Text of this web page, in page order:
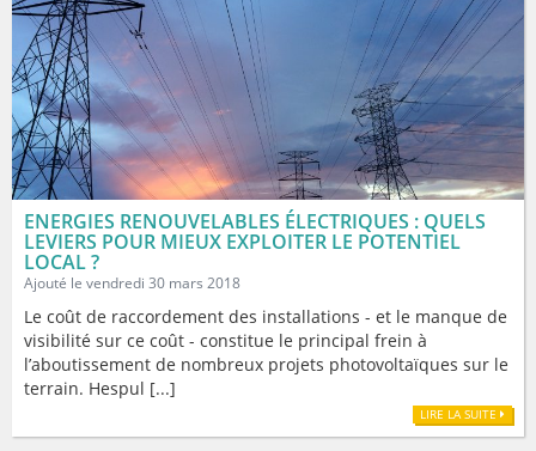
ENERGIES RENOUVELABLES ÉLECTRIQUES : QUELS
LEVIERS POUR MIEUX EXPLOITER LE POTENTIEL
LOCAL ?
Ajouté le vendredi 30 mars 2018
Le coût de raccordement des installations - et le manque de
visibilité sur ce coût - constitue le principal frein à
l’aboutissement de nombreux projets photovoltaïques sur le
terrain. Hespul [...]
LIRE LA SUITE